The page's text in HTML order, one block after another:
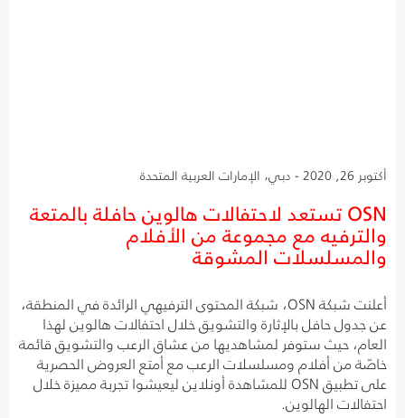
أكتوبر 26, 2020 - دبي، الإمارات العربية المتحدة
OSN تستعد لاحتفالات هالوين حافلة بالمتعة
والترفيه مع مجموعة من الأفلام
والمسلسلات المشوقة
أعلنت شبكة OSN، شبكة المحتوى الترفيهي الرائدة في المنطقة،
عن جدول حافل بالإثارة والتشويق خلال احتفالات هالوين لهذا
العام، حيث ستوفر لمشاهديها من عشاق الرعب والتشويق قائمة
خاصّة من أفلام ومسلسلات الرعب مع أمتع العروض الحصرية
على تطبيق OSN للمشاهدة أونلاين ليعيشوا تجربة مميزة خلال
احتفالات الهالوين.